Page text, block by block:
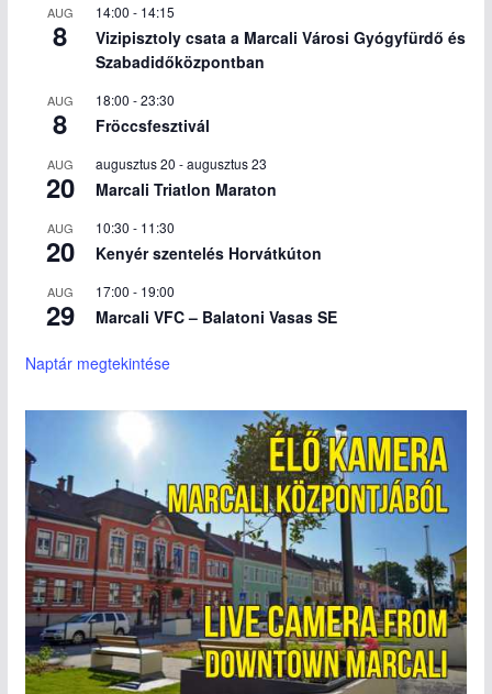
AUG
8
14:00 - 14:15
Vizipisztoly csata a Marcali Városi Gyógyfürdő és
Szabadidőközpontban
AUG
8
18:00 -23:30
Fröccsfesztivál
AUG
20
augusztus 20 -augusztus 23
Marcali Triatlon Maraton
AUG
20
10:30 - 11:30
Kenyér szentelés Horvátkúton
AUG
29
17:00 - 19:00
Marcali VFC – Balatoni Vasas SE
Naptár megtekintése